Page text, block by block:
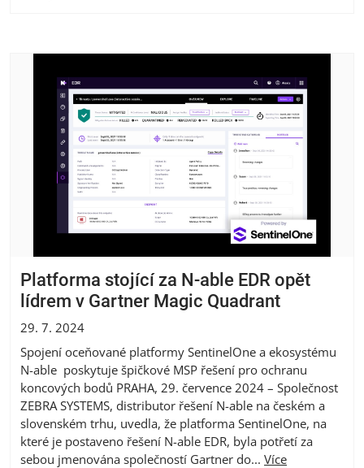
Platforma stojící za N-able EDR opět
lídrem v Gartner Magic Quadrant
29. 7. 2024
Spojení oceňované platformy SentinelOne a ekosystému
N-able poskytuje špičkové MSP řešení pro ochranu
koncových bodů PRAHA, 29. července 2024 – Společnost
ZEBRA SYSTEMS, distributor řešení N-able na českém a
slovenském trhu, uvedla, že platforma SentinelOne, na
které je postaveno řešení N-able EDR, byla potřetí za
sebou jmenována společností Gartner do... Více